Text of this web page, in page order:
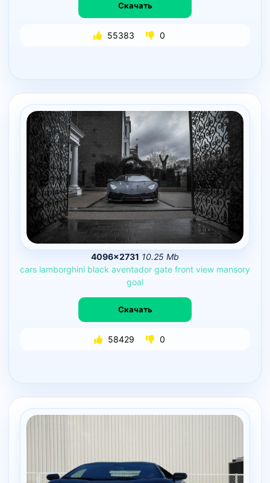
Скачать
55383 0
4096×2731 10.25 Mb
cars lamborghini black aventador gate front view mansory
goal
Скачать
58429 0